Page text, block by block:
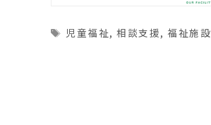
Tags
児童福祉,相談支援, 福祉施設